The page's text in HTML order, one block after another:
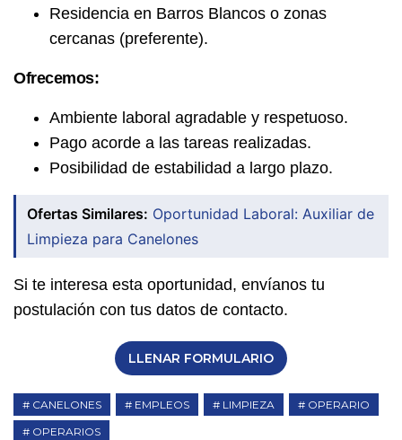
Residencia en Barros Blancos o zonas
cercanas (preferente).
Ofrecemos:
Ambiente laboral agradable y respetuoso.
Pago acorde a las tareas realizadas.
Posibilidad de estabilidad a largo plazo.
Ofertas Similares: Oportunidad Laboral: Auxiliar de
Limpieza para Canelones
Si te interesa esta oportunidad, envíanos tu
postulación con tus datos de contacto.
LLENAR FORMULARIO
CANELONES EMPLEOS LIMPIEZA
OPERARIO
OPERARIOS